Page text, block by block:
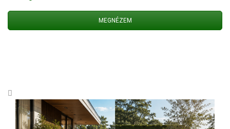
MEGNÉZEM